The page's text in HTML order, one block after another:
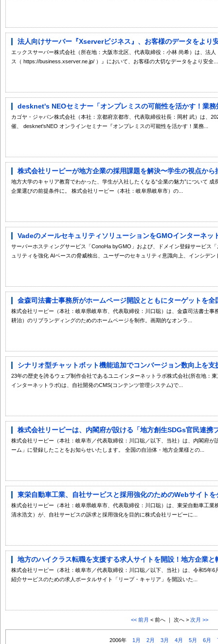
法人向けサーバー『Xserverビジネス』、お客様のデータをより
エックスサーバー株式会社（所在地：大阪市北区、代表取締役：小林 尚希）は、法
ス（ https://business.xserver.ne.jp/ ）』において、お客様の大切なデータをより安全...
desknet's NEOセミナー「オンプレミスの可能性を活かす！業
カゴヤ・ジャパン株式会社（本社：京都府京都市、代表取締役社長：岡村 武）は、
催、 desknet'sNEO オンラインセミナー『オンプレミスの可能性を活かす！業務...
株式会社リーピーが地方企業の採用課題を解決〜学生の視点から
地方大学のキャリア教育でわかった、学生が入社したくなる“企業の魅力”について
企業選びの前提条件に。 株式会社リーピー（本社：岐阜県岐阜市）の...
VadeのメールセキュリティソリューションをGMOインターネッ
サーバーホスティングサービス「ConoHa byGMO」および、ドメイン登録サービス
ュリティを強化 AIベースの脅威検出、ユーザーのセキュリティ意識向上、インシデン
金森司法書士事務所がホームページ開設とともにターゲットを全
株式会社リーピー（本社：岐阜県岐阜市、代表取締役：川口聡）は、金森司法書士
耕治）のリブランディングのためのホームページを制作。画期的なオンラ...
シナリオ型チャットボット機能追加でコンバージョン数向上を
23年の歴史を誇るウェブ制作会社であるユニインターネットラボ株式会社(所在地：
インターネットラボ)は、自社開発のCMS(コンテンツ管理システム)で...
株式会社リーピーは、内閣府が設ける「地方創生SDGs官民連携
株式会社リーピー（本社：岐阜市／代表取締役：川口聡／以下、当社）は、内閣府
ーム」に登録したことをお知らせいたします。 全国の自治体・地方企業様との...
東栄自動車工業、自社サービスと採用強化のためのWebサイト
株式会社リーピー（本社：岐阜県岐阜市、代表取締役：川口聡）は、東栄自動車工
清水浩文）が、自社サービスの訴求と採用強化を目的に株式会社リーピーに...
地方のハイクラス転職を支援する求人サイトを開設！地方企業と
株式会社リーピー（本社：岐阜市／代表取締役：川口聡／以下、当社）は、令和5年
紹介サービスのための求人ポータルサイト「リープ・キャリア」を開設いた...
<< 前月 < 前へ ｜ 次へ > 次月 >>
2006年 1月 2月 3月 4月 5月 6月